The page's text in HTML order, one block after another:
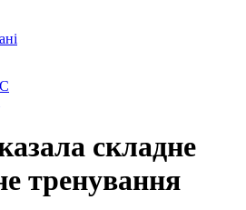
складне
тренування